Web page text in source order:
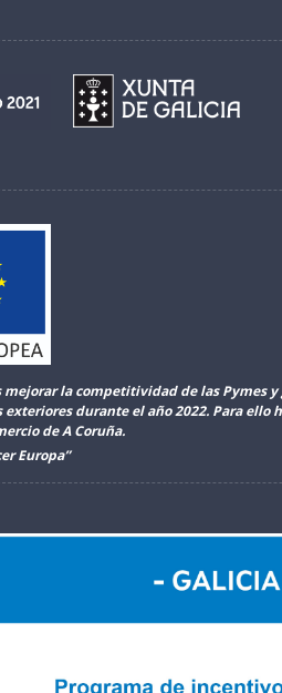
la competitividad de las Pymes
durante el año 2022. Para ello
de A Coruña.
Europa”